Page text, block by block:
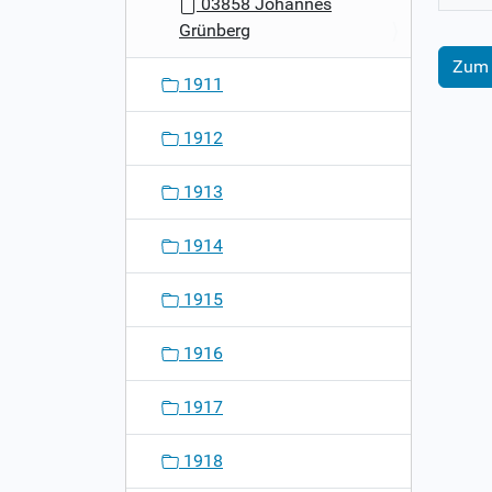
Zum
Grünberg
1911
1912
1913
1914
1915
1916
1917
1918